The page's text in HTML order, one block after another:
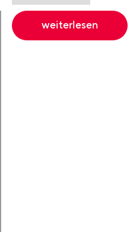
weiterlesen